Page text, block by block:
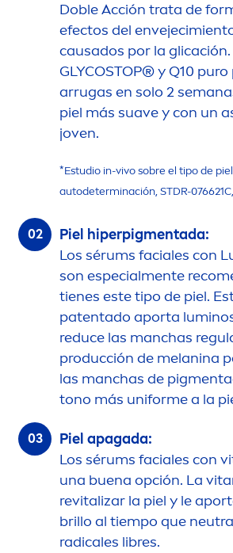
Doble Acción trata de
efectos del
causados por la
GLYCOSTOP® y Q10
arrugas en solo 2
piel más suave y con un
joven.
*Estudio in-vivo sobre el tipo de
autodeterminación, STDR-
Piel hiperpigmentada:
Los sérums faciales con
son especialmente reco
tienes este tipo de piel.
patentado aporta
reduce las manchas
producción de melanina
las manchas de pigmen
tono más uniforme a la
Piel apagada:
Los sérums faciales con
una buena opción. La
revitalizar la piel y le
brillo al tiempo que
radicales libres.